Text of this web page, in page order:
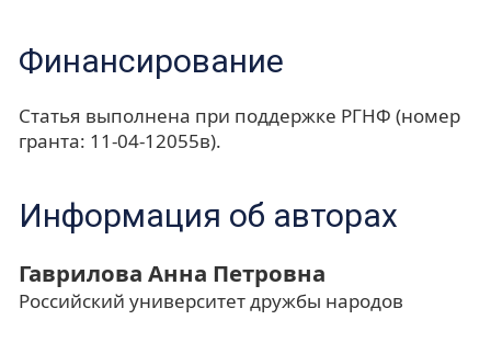
Финансирование
Статья выполнена при поддержке РГНФ (номер
гранта: 11-04-12055в).
Информация об авторах
Гаврилова Анна Петровна
Российский университет дружбы народов